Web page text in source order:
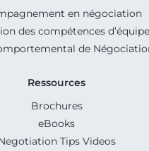
en négociation
des compétences d’équipe
de
Ressources
Brochures
eBooks
Tips Videos